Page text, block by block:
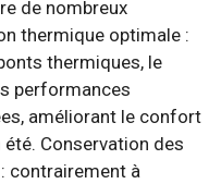
de nombreux
thermique optimale :
thermiques, le
performances
améliorant le confort
Conservation des
contrairement à